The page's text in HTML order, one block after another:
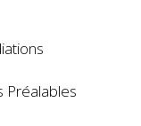
Préalables